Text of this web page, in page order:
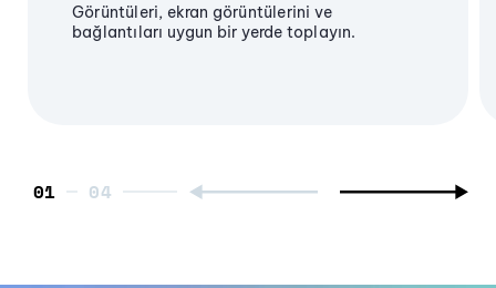
Görüntüleri, ekran görüntülerini ve
bağlantıları uygun bir yerde toplayın.
01